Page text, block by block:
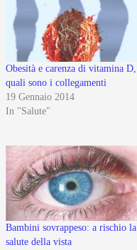
Obesità e carenza di vitamina D,
quali sono i collegamenti
19 Gennaio 2014
In "Salute"
Bambini sovrappeso: a rischio la
salute della vista